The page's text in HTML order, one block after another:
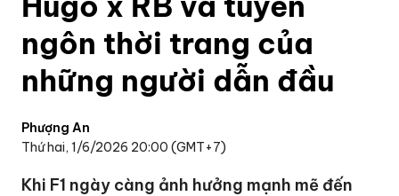
ngôn thời trang của
những người dẫn đầu
Phượng An
Thứ hai, 1/6/2026 20:00 (GMT+7)
Khi F1 ngày càng ảnh hưởng mạnh mẽ đến